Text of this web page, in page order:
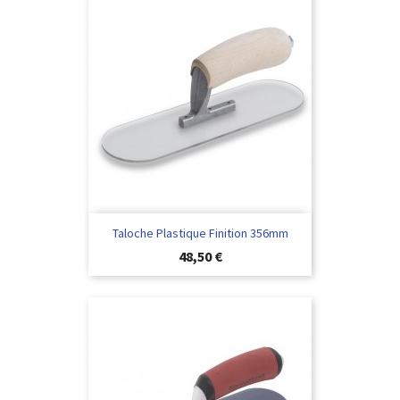
Taloche Plastique Finition 356mm
Preis
48,50 €